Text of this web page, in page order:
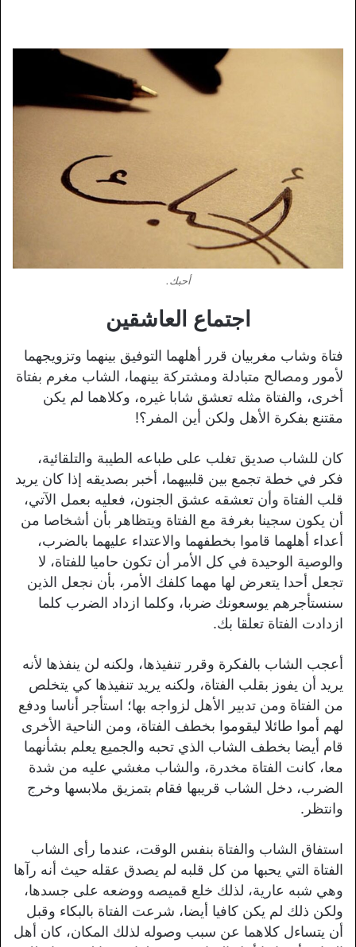
أحبك.
اجتماع العاشقين
فتاة وشاب مغربيان قرر أهلهما التوفيق بينهما وتزويجهما
لأمور ومصالح متبادلة ومشتركة بينهما، الشاب مغرم بفتاة
أخرى، والفتاة مثله تعشق شابا غيره، وكلاهما لم يكن
مقتنع بفكرة الأهل ولكن أين المفر؟!
كان للشاب صديق تغلب على طباعه الطيبة والتلقائية،
فكر في خطة تجمع بين قلبيهما، أخبر بصديقه إذا كان يريد
قلب الفتاة وأن تعشقه عشق الجنون، فعليه بعمل الآتي،
أن يكون سجينا بغرفة مع الفتاة ويتظاهر بأن أشخاصا من
أعداء أهلهما قاموا بخطفهما والاعتداء عليهما بالضرب،
والوصية الوحيدة في كل الأمر أن تكون حاميا للفتاة، لا
تجعل أحدا يتعرض لها مهما كلفك الأمر، بأن نجعل الذين
سنستأجرهم يوسعونك ضربا، وكلما ازداد الضرب كلما
ازدادت الفتاة تعلقا بك.
أعجب الشاب بالفكرة وقرر تنفيذها، ولكنه لن ينفذها لأنه
يريد أن يفوز بقلب الفتاة، ولكنه يريد تنفيذها كي يتخلص
من الفتاة ومن تدبير الأهل لزواجه بها؛ استأجر أناسا ودفع
لهم أموا طائلا ليقوموا بخطف الفتاة، ومن الناحية الأخرى
قام أيضا بخطف الشاب الذي تحبه والجميع يعلم بشأنهما
معا، كانت الفتاة مخدرة، والشاب مغشي عليه من شدة
الضرب، دخل الشاب قريبها فقام بتمزيق ملابسها وخرج
وانتظر.
استفاق الشاب والفتاة بنفس الوقت، عندما رأى الشاب
الفتاة التي يحبها من كل قلبه لم يصدق عقله حيث أنه رآها
وهي شبه عارية، لذلك خلع قميصه ووضعه على جسدها،
ولكن ذلك لم يكن كافيا أيضا، شرعت الفتاة بالبكاء وقبل
أن يتساءل كلاهما عن سبب وصوله لذلك المكان، كان أهل